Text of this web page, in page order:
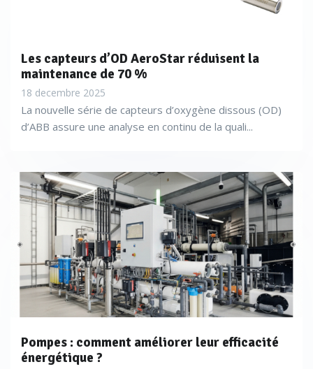
mesures entre 0,015 et 2 mg/L, son Phosphax sc MR
50 mg/L. Son 5500sc, adapté à l’analyse des eaux propres
de chaudière, a même un modèle avec des mesures
comprises entre 0,004 et 3 mg/L.
Les capteurs d’OD AeroStar réduisent la
maintenance de 70 %
18 decembre 2025
La nouvelle série de capteurs d’oxygène dissous (OD)
d’ABB assure une analyse en continu de la quali...
Pompes : comment améliorer leur efficacité
énergétique ?